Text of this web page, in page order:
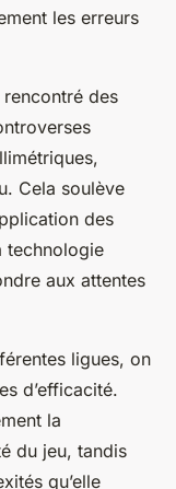
les erreurs
des
Cela soulève
des
technologie
aux attentes
ligues, on
d’efficacité.
la
du jeu, tandis
qu’elle